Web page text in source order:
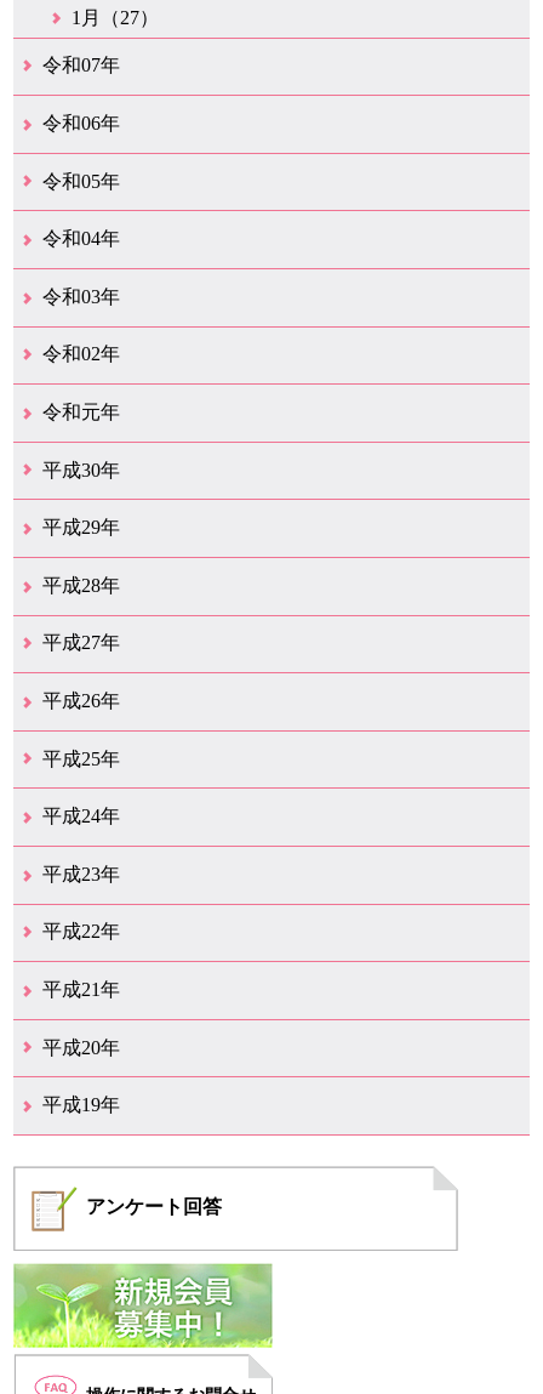
1月（27）
令和07年
12月（51）
11月（42）
10月（35）
9月（35）
8月（26）
7月（25）
6月（37）
5月（26）
4月（35）
3月（33）
2月（35）
1月（24）
令和06年
12月（45）
11月（37）
10月（31）
9月（29）
8月（35）
7月（29）
6月（33）
5月（31）
4月（46）
3月（52）
2月（21）
1月（72）
令和05年
12月（37）
11月（31）
10月（30）
9月（30）
8月（26）
7月（29）
6月（19）
5月（27）
4月（28）
3月（39）
2月（21）
1月（23）
令和04年
12月（41）
11月（21）
10月（32）
9月（33）
8月（31）
7月（25）
6月（29）
5月（16）
4月（48）
3月（42）
2月（23）
1月（31）
令和03年
12月（26）
11月（25）
10月（18）
9月（33）
8月（25）
7月（28）
6月（24）
5月（24）
4月（35）
3月（68）
2月（18）
1月（44）
令和02年
12月（39）
11月（18）
10月（25）
9月（20）
8月（31）
7月（28）
6月（41）
5月（36）
4月（49）
3月（68）
2月（38）
1月（12）
令和元年
12月（19）
11月（19）
10月（32）
9月（22）
8月（15）
7月（18）
6月（24）
5月（11）
4月（41）
3月（19）
2月（10）
1月（8）
平成30年
12月（15）
11月（11）
10月（17）
9月（14）
8月（11）
7月（41）
6月（12）
5月（13）
4月（21）
3月（35）
2月（12）
1月（11）
平成29年
12月（12）
11月（11）
10月（16）
9月（19）
8月（15）
7月（19）
6月（4）
5月（9）
4月（6）
3月（9）
2月（1）
1月（4）
平成28年
12月（6）
11月（7）
10月（10）
9月（11）
8月（5）
7月（10）
6月（9）
5月（8）
4月（20）
3月（31）
2月（11）
1月（6）
平成27年
12月（15）
11月（9）
10月（6）
9月（9）
8月（3）
7月（10）
6月（14）
5月（10）
4月（23）
3月（29）
2月（17）
1月（9）
平成26年
12月（11）
11月（11）
10月（9）
9月（11）
8月（12）
7月（9）
6月（12）
5月（5）
4月（14）
3月（12）
2月（8）
1月（9）
平成25年
12月（12）
11月（6）
10月（7）
9月（10）
8月（6）
7月（9）
6月（7）
5月（8）
4月（8）
3月（12）
2月（17）
1月（7）
平成24年
12月（8）
11月（5）
10月（7）
9月（10）
8月（5）
7月（7）
6月（9）
5月（7）
4月（7）
3月（12）
2月（2）
1月（4）
平成23年
12月（6）
11月（6）
10月（14）
9月（5）
8月（8）
7月（7）
6月（9）
5月（11）
4月（12）
3月（3）
2月（2）
平成22年
12月（1）
11月（5）
10月（7）
9月（15）
8月（12）
7月（11）
6月（12）
5月（6）
4月（4）
3月（17）
2月（7）
1月（6）
平成21年
12月（4）
11月（3）
10月（7）
9月（5）
8月（7）
7月（9）
6月（13）
5月（9）
4月（22）
3月（9）
2月（8）
平成20年
12月（6）
11月（4）
10月（6）
9月（4）
8月（1）
7月（6）
6月（1）
5月（1）
4月（1）
3月（2）
2月（4）
1月（2）
平成19年
アンケート 回答